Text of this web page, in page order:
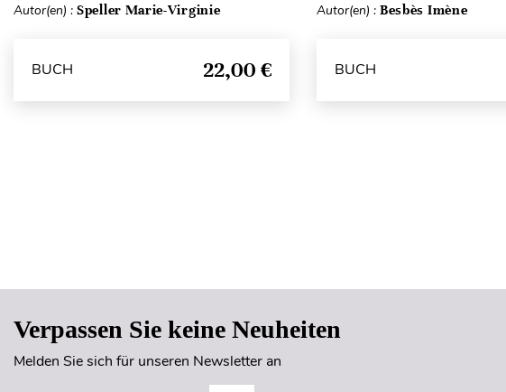
Autor(en) : Speller Marie-Virginie
BUCH 22,00 €
Autor(en) : Besbès Imène
BUCH
Verpassen Sie keine Neuheiten
Melden Sie sich für unseren Newsletter an